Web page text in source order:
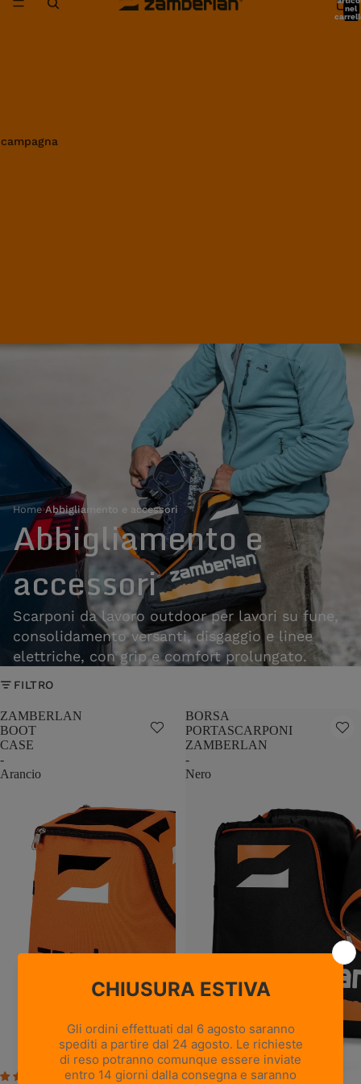
nel
Home›Abbigliamento e accessori
Abbigliamento e
accessori
Scarponi da lavoro outdoor per lavori su fune,
consolidamento versanti, disgaggio e linee
elettriche, con grip e comfort prolungato.
FILTRO
ZAMBERLAN
BOOT
CASE
-
Arancio
2 recensioni
BORSA
PORTASCARPONI
ZAMBERLAN
-
Nero
9 recensioni